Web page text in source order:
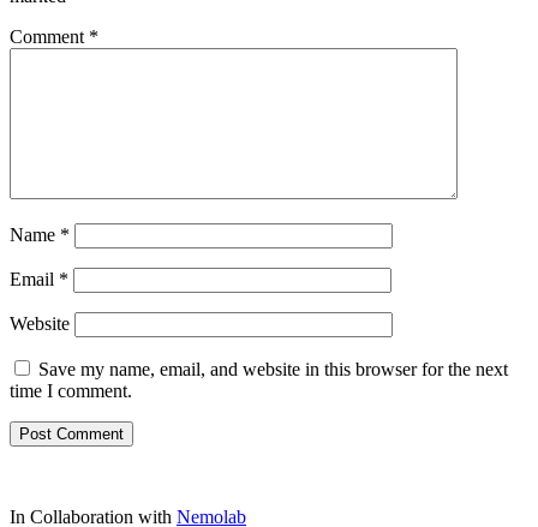
Comment *
Name *
Email *
Website
Save my name, email, and website in this browser for the next
time I comment.
In Collaboration with Nemolab